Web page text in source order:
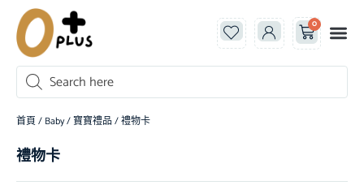
0
首頁/ Baby/寶寶禮品 / 禮物卡
禮物卡